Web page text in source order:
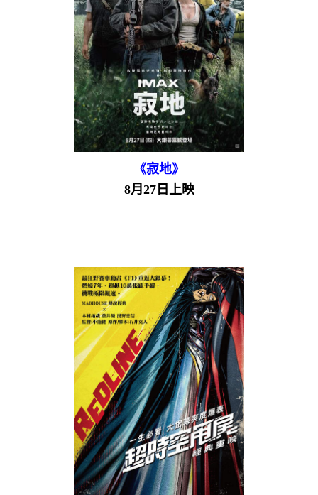
《寂地》
8月27日上映